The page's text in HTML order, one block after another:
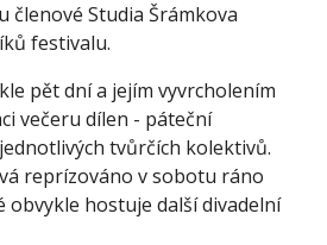
členové Studia Šrámkova
festivalu.
pět dní a jejím vyvrcholením
večeru dílen - páteční
tvůrčích kolektivů.
reprízováno v sobotu ráno
obvykle hostuje další divadelní